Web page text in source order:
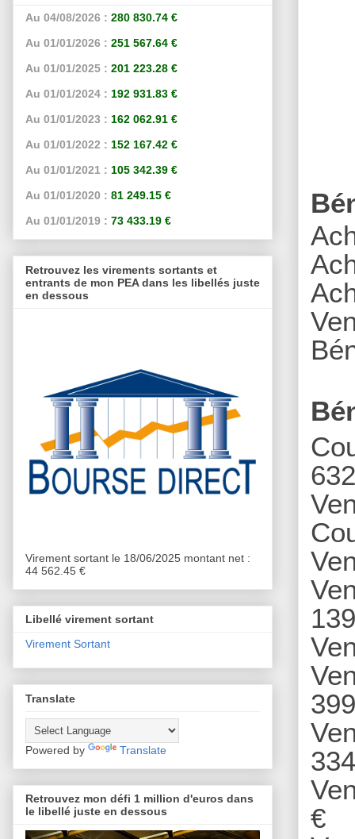
A
€
Au 04/08/2026 : 280 830.74 €
Au 01/01/2026 : 251 567.64 €
Au 01/01/2025 : 201 223.28 €
Au 01/01/2024 : 192 931.83 €
Au 01/01/2023 : 162 062.91 €
Au 01/01/2022 : 152 167.42 €
Au 01/01/2021 : 105 342.39 €
Au 01/01/2020 : 81 249.15 €
Au 01/01/2019 : 73 433.19 €
Retrouvez les virements sortants et
entrants de mon PEA dans les libellés juste
en dessous
Virement sortant le 18/06/2025 montant net :
44 562.45 €
Libellé virement sortant
Virement Sortant
Translate
Powered by Translate
Retrouvez mon défi 1 million d'euros dans
le libellé juste en dessous